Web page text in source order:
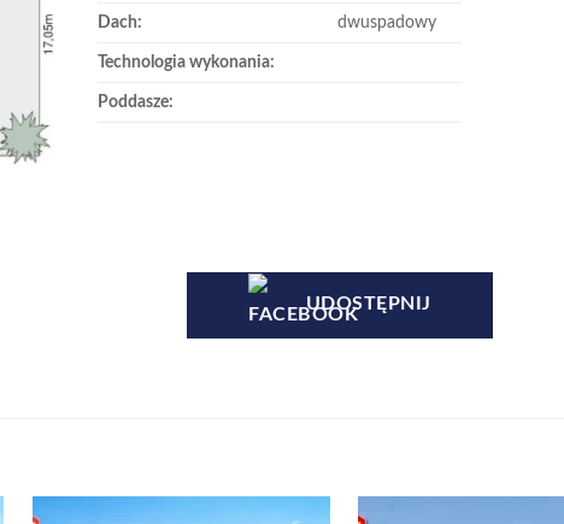
Dach: dwuspadowy
Technologia wykonania:
Poddasze:
UDOSTĘPNIJ